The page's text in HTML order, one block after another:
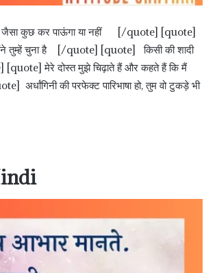
जैसा कुछ कर पाऊंगा या नहीं [/quote] [quote]
मैंने तुम्हें चुना है [/quote] [quote] किसी की शादी
[quote] मेरे दोस्त मुझे चिढ़ाते हैं और कहते हैं कि मैं
की परफेक्ट पारिभाषा हो, तुम वो टुकड़े भी